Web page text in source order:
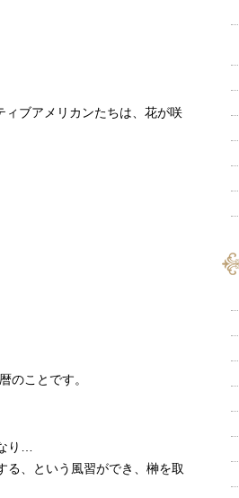
ィブアメリカンたちは、 花が咲
のことです。
り…
、という風習ができ、 榊を取